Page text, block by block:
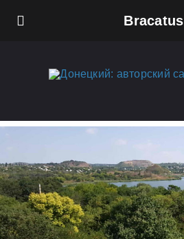
Bracatus